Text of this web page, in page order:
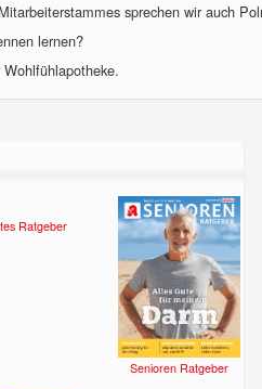
sprechen wir auch
lernen?
Senioren Ratgeber